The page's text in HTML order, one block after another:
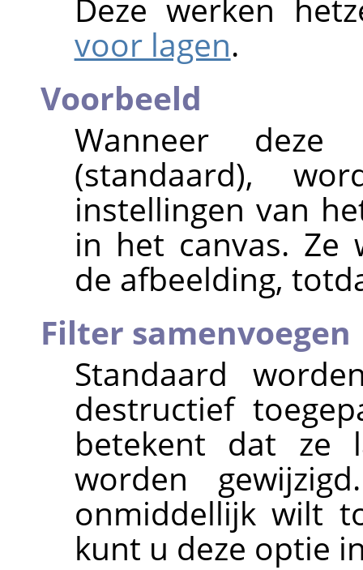
Deze werken
voor lagen.
Voorbeeld
Wanneer
(standaard),
instellingen van
in het canvas. Ze
de afbeelding,
Filter samenvoegen
Standaard
destructief
betekent dat ze
worden
onmiddellijk wilt
kunt u deze optie